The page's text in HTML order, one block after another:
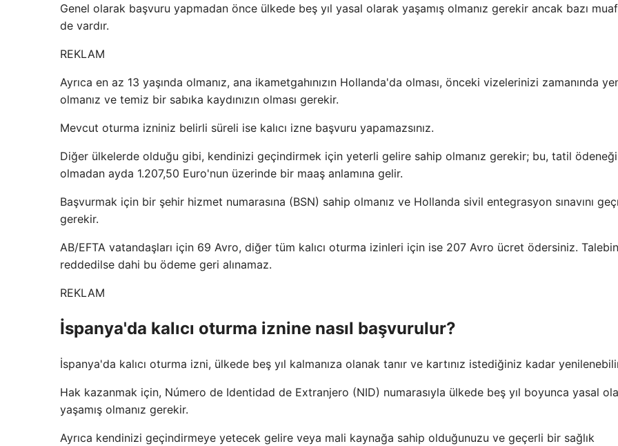
Genel olarak başvuru yapmadan önce ülkede beş yıl yasal olarak yaşamış olmanız gerekir ancak bazı
de vardır.
REKLAM
Ayrıca en az 13 yaşında olmanız, ana ikametgahınızın Hollanda'da olması, önceki vizelerinizi zamanında
olmanız ve temiz bir sabıka kaydınızın olması gerekir.
Mevcut oturma izniniz belirli süreli ise kalıcı izne başvuru yapamazsınız.
Diğer ülkelerde olduğu gibi, kendinizi geçindirmek için yeterli gelire sahip olmanız gerekir; bu, tatil ödeneği
olmadan ayda 1.207,50 Euro'nun üzerinde bir maaş anlamına gelir.
Başvurmak için bir şehir hizmet numarasına (BSN) sahip olmanız ve Hollanda sivil entegrasyon sınavını
gerekir.
AB/EFTA vatandaşları için 69 Avro, diğer tüm kalıcı oturma izinleri için ise 207 Avro ücret ödersiniz.
reddedilse dahi bu ödeme geri alınamaz.
REKLAM
İspanya'da kalıcı oturma iznine nasıl başvurulur?
İspanya'da kalıcı oturma izni, ülkede beş yıl kalmanıza olanak tanır ve kartınız istediğiniz kadar
Hak kazanmak için, Número de Identidad de Extranjero (NID) numarasıyla ülkede beş yıl boyunca yasal
yaşamış olmanız gerekir.
Ayrıca kendinizi geçindirmeye yetecek gelire veya mali kaynağa sahip olduğunuzu ve geçerli bir sağlık